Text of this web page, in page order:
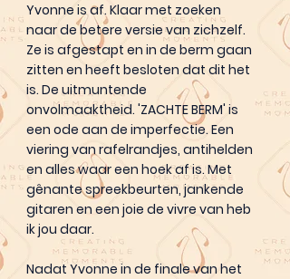
Yvonne is af. Klaar met zoeken
naar de betere versie van zichzelf.
Ze is afgestapt en in de berm gaan
zitten en heeft besloten dat dit het
is. De uitmuntende
onvolmaaktheid. 'ZACHTE BERM' is
een ode aan de imperfectie. Een
viering van rafelrandjes, antihelden
en alles waar een hoek af is. Met
gênante spreekbeurten, jankende
gitaren en een joie de vivre van heb
ik jou daar.
Nadat Yvonne in de finale van het